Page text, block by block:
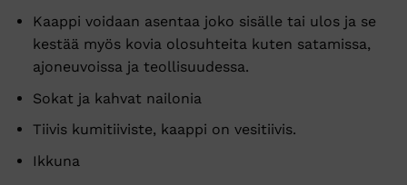
Kaappi voidaan asentaa joko sisälle tai ulos ja se
kestää myös kovia olosuhteita kuten satamissa,
ajoneuvoissa ja teollisuudessa.
Sokat ja kahvat nailonia
Tiivis kumitiiviste, kaappi on vesitiivis.
Ikkuna